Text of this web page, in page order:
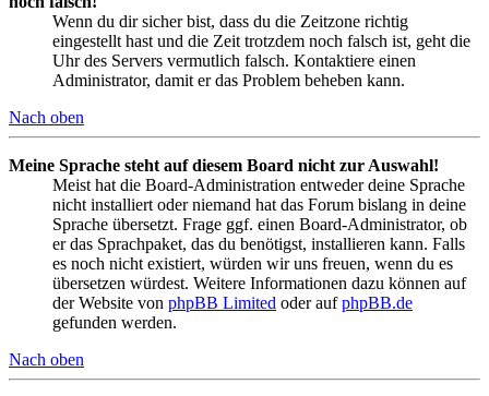
Wenn du dir sicher bist, dass du die Zeitzone richtig
eingestellt hast und die Zeit trotzdem noch falsch ist, geht die
Uhr des Servers vermutlich falsch. Kontaktiere einen
Administrator, damit er das Problem beheben kann.
Nach oben
Meine Sprache steht auf diesem Board nicht zur Auswahl!
Meist hat die Board-Administration entweder deine Sprache
nicht installiert oder niemand hat das Forum bislang in deine
Sprache übersetzt. Frage ggf. einen Board-Administrator, ob
er das Sprachpaket, das du benötigst, installieren kann. Falls
es noch nicht existiert, würden wir uns freuen, wenn du es
übersetzen würdest. Weitere Informationen dazu können auf
der Website von phpBB Limited oder aufphpBB.de
gefunden werden.
Nach oben